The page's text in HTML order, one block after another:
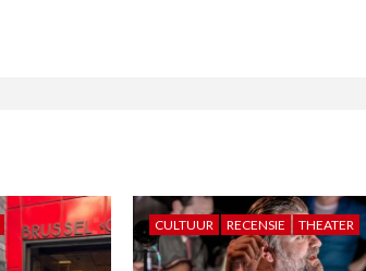
CULTUUR RECENSIE THEATER